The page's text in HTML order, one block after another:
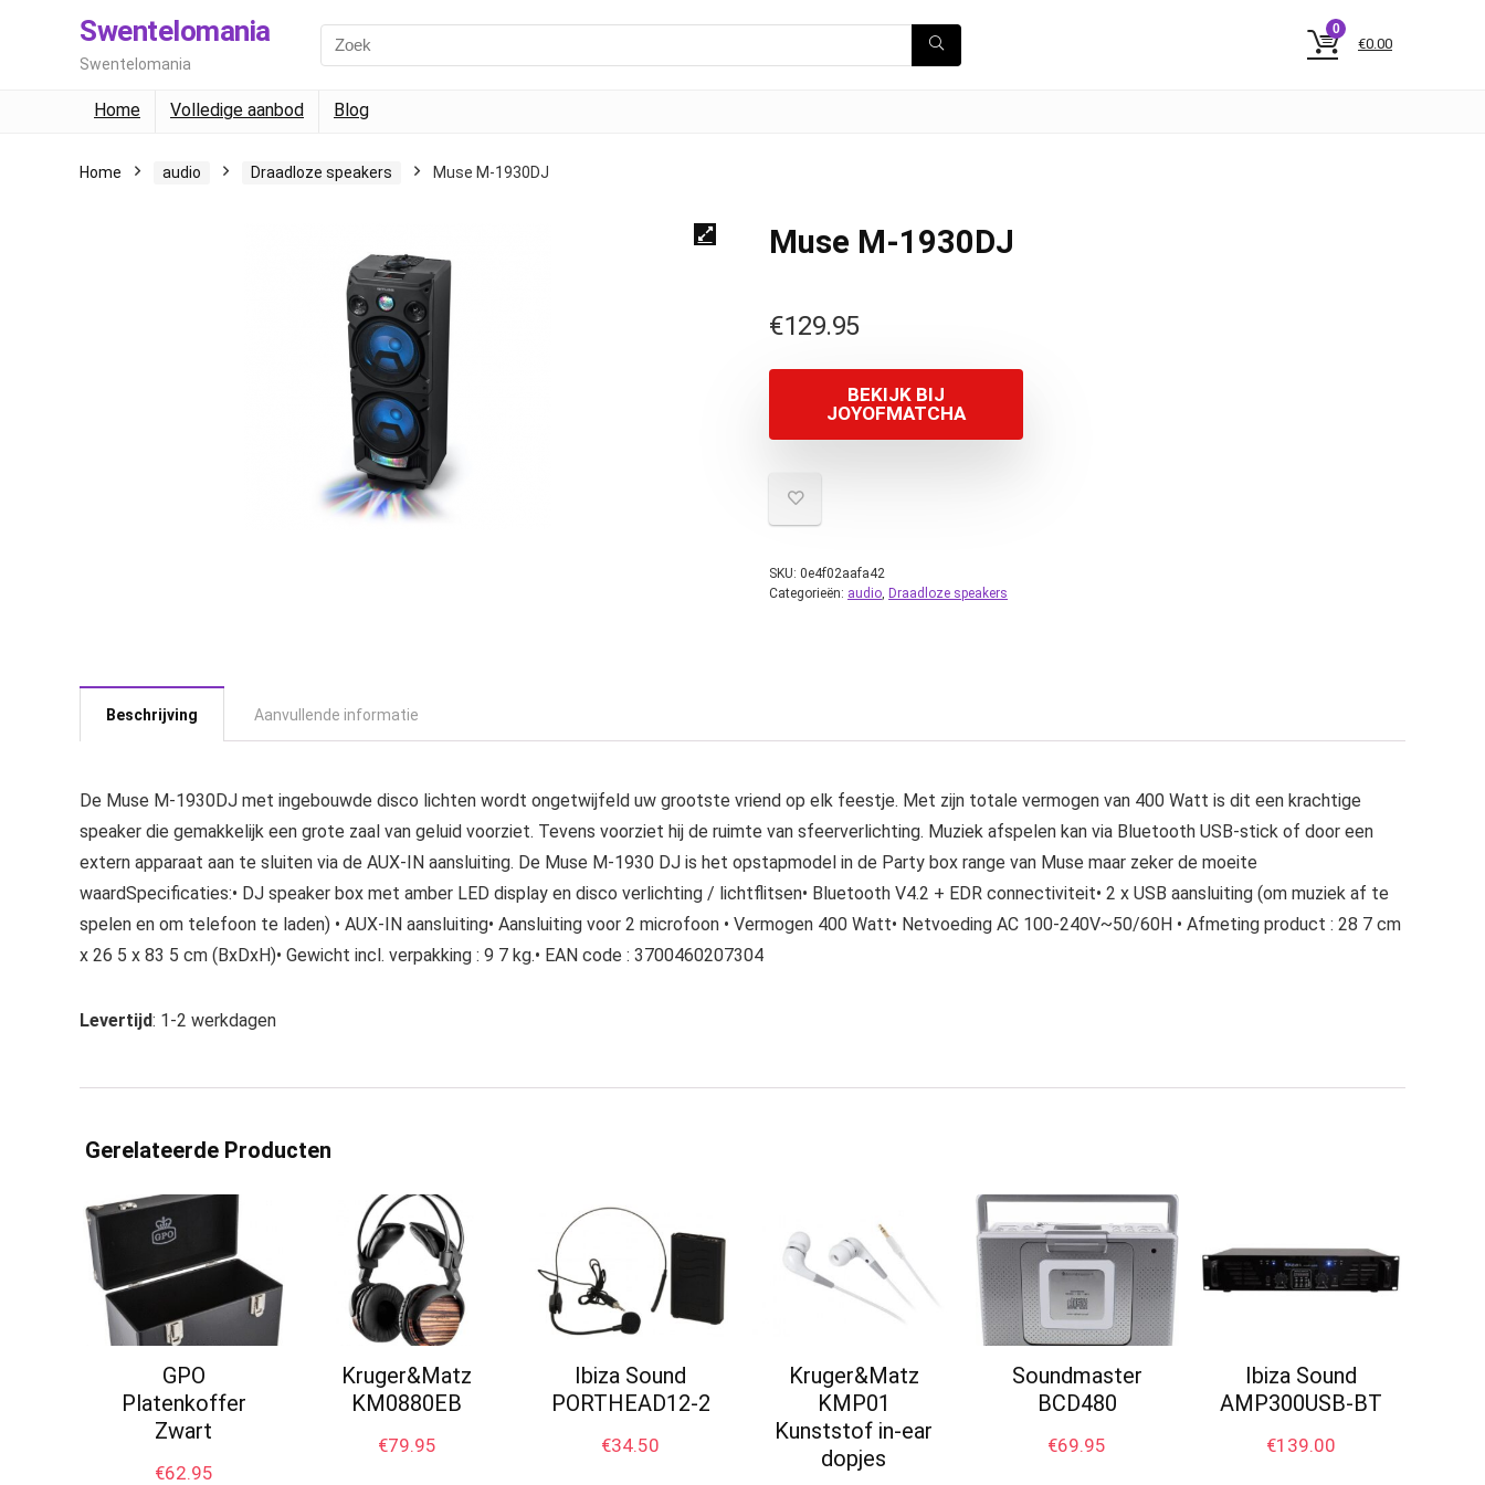
Swentelomania
Swentelomania
0
€0.00
Home Volledige aanbod Blog
Home audio Draadloze speakers Muse M-1930DJ
Muse M-1930DJ
€129.95
BEKIJK BIJ
JOYOFMATCHA
SKU: 0e4f02aafa42
Categorieën: audio, Draadloze speakers
Beschrijving Aanvullende informatie
De Muse M-1930DJ met ingebouwde disco lichten wordt ongetwijfeld uw grootste vriend op elk feestje. Met zijn totale vermogen van 400 Watt is dit een krachtige
speaker die gemakkelijk een grote zaal van geluid voorziet. Tevens voorziet hij de ruimte van sfeerverlichting. Muziek afspelen kan via Bluetooth USB-stick of door een
extern apparaat aan te sluiten via de AUX-IN aansluiting. De Muse M-1930 DJ is het opstapmodel in de Party box range van Muse maar zeker de moeite
waardSpecificaties:• DJ speaker box met amber LED display en disco verlichting / lichtflitsen• Bluetooth V4.2 + EDR connectiviteit• 2 x USB aansluiting (om muziek af te
spelen en om telefoon te laden) • AUX-IN aansluiting• Aansluiting voor 2 microfoon • Vermogen 400 Watt• Netvoeding AC 100-240V~50/60H • Afmeting product : 28 7 cm
x 26 5 x 83 5 cm (BxDxH)• Gewicht incl. verpakking : 9 7 kg.• EAN code : 3700460207304
Levertijd: 1-2 werkdagen
Gerelateerde Producten
GPO
Platenkoffer
Zwart
€62.95
Kruger&Matz
KM0880EB
€79.95
Ibiza Sound
PORTHEAD12-2
€34.50
Kruger&Matz
KMP01
Kunststof in-ear
dopjes
Soundmaster
BCD480
€69.95
Ibiza Sound
AMP300USB-BT
€139.00